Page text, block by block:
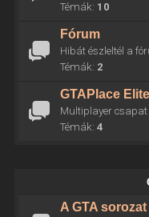
Témák: 10
Fórum
Hibát észleltél a
Témák: 2
GTAPlace
Multiplayer csapat
Témák: 4
A GTA sorozat